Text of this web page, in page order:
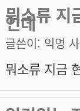
뭐소류 지
인데
글쓴이: 익명
뭐소류 지금